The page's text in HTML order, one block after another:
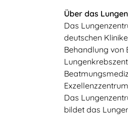
Über das
Das
deutschen
Behandlung von
Das
bildet das